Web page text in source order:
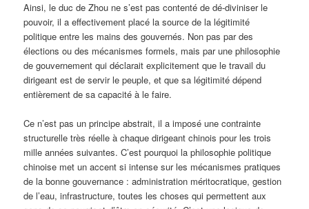
Ainsi, le duc de Zhou ne s’est pas contenté de dé-diviniser le
pouvoir, il a effectivement placé la source de la légitimité
politique entre les mains des gouvernés. Non pas par des
élections ou des mécanismes formels, mais par une philosophie
de gouvernement qui déclarait explicitement que le travail du
dirigeant est de servir le peuple, et que sa légitimité dépend
entièrement de sa capacité à le faire.
Ce n’est pas un principe abstrait, il a imposé une contrainte
structurelle très réelle à chaque dirigeant chinois pour les trois
mille années suivantes. C’est pourquoi la philosophie politique
chinoise met un accent si intense sur les mécanismes pratiques
de la bonne gouvernance : administration méritocratique, gestion
de l’eau, infrastructure, toutes les choses qui permettent aux